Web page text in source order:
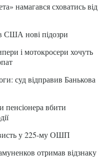
намагався сховатись від
США нові підозри
і мотокросери хочуть
суд відправив Банькова
пенсіонера вбити
у 225-му ОШП
отримав відзнаку